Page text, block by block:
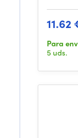
11.62
Para
5 uds.